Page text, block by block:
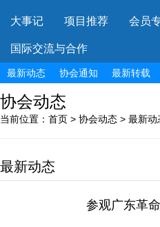
大事记 项目推荐 会员
国际交流与合作
最新动态 协会通知 最新转载
协会动态
当前位置： 首页 > 协会动态 > 最新动
最新动态
参观广东革